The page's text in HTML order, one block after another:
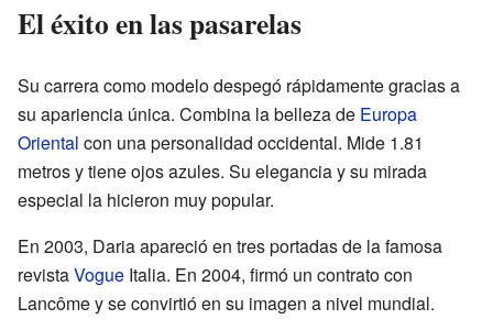
El éxito en las pasarelas
Su carrera como modelo despegó rápidamente gracias a
su apariencia única. Combina la belleza de Europa
Oriental con una personalidad occidental. Mide 1.81
metros y tiene ojos azules. Su elegancia y su mirada
especial la hicieron muy popular.
En 2003, Daria apareció en tres portadas de la famosa
revistaVogue Italia. En 2004, firmó un contrato con
Lancôme y se convirtió en su imagen a nivel mundial.